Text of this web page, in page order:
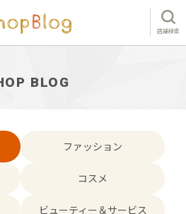
店舗検索
BLOG
ファッション
コスメ
ビューティー＆サービス